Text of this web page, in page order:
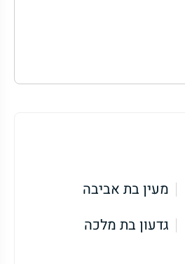
מעין בת אביבה
גדעון בת מלכה